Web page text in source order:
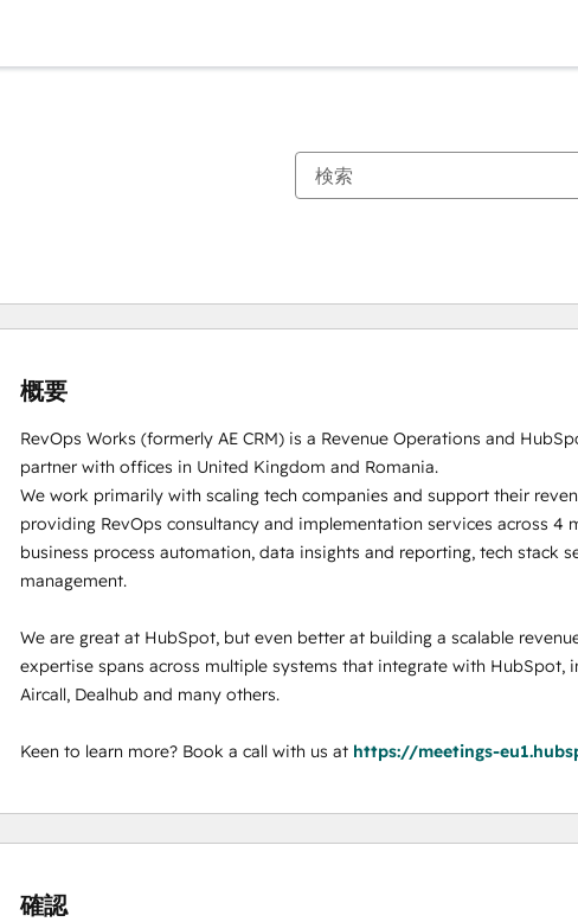
概要
RevOps Works (formerly AE CRM) is a Revenue Operations and
partner with offices in United Kingdom and Romania.
We work primarily with scaling tech companies and support their
providing RevOps consultancy and implementation services across 4
business process automation, data insights and reporting, tech stack
management.
We are great at HubSpot, but even better at building a scalable
expertise spans across multiple systems that integrate with HubSpot,
Aircall, Dealhub and many others.
Keen to learn more? Book a call with us at https://meetings-
確認
了
了了了